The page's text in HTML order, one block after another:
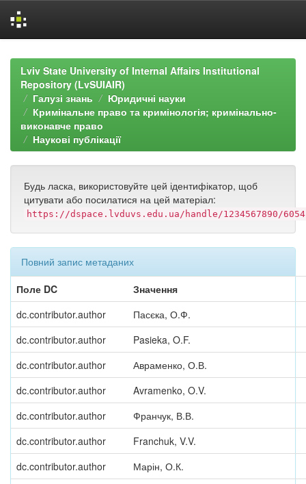
navigationLviv State University of Internal Affairs Institutional
Repository (LvSUIAIR)
Галузі знань
Юридичні науки
Кримінальне право та кримінологія; кримінально-
виконавче право
Наукові публікації
Будь ласка, використовуйте цей ідентифікатор, щоб
цитувати або посилатися на цей матеріал:
https://dspace.lvduvs.edu.ua/handle/1234567890/6054
Повний запис метаданих
Поле DC
Значення
dc.contributor.author
Пасєка, О.Ф.
dc.contributor.author
Pasieka, O.F.
dc.contributor.author
Авраменко, О.В.
dc.contributor.author
Avramenko, O.V.
dc.contributor.author
Франчук, В.В.
dc.contributor.author
Franchuk, V.V.
dc.contributor.author
Марін, О.К.